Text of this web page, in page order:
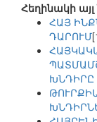
Հեղինակի այլ
ՀԱՅ
ԴԱՐՈՒՄ
ԽՆԴԻՐԸ